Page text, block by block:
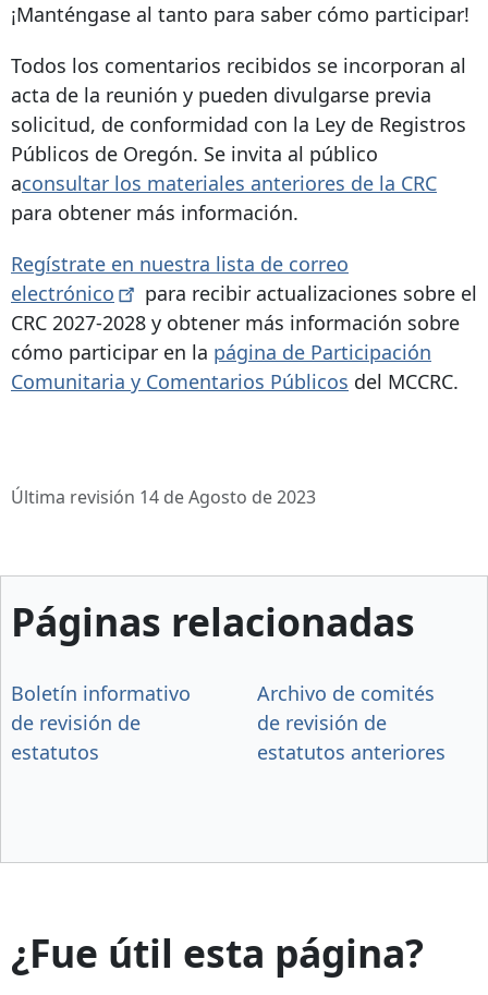
¡Manténgase al tanto para saber cómo participar!
Todos los comentarios recibidos se incorporan al
acta de la reunión y pueden divulgarse previa
solicitud, de conformidad con la Ley de Registros
Públicos de Oregón. Se invita al público
aconsultar los materiales anteriores de la CRC
para obtener más información.
Regístrate en nuestra lista de correo
electrónico
para recibir actualizaciones sobre el
CRC 2027-2028 y obtener más información sobre
cómo participar en la página de Participación
Comunitaria y Comentarios Públicos del MCCRC.
Última revisión 14 de Agosto de 2023
Páginas relacionadas
Boletín informativo
de revisión de
estatutos
Archivo de comités
de revisión de
estatutos anteriores
¿Fue útil esta página?